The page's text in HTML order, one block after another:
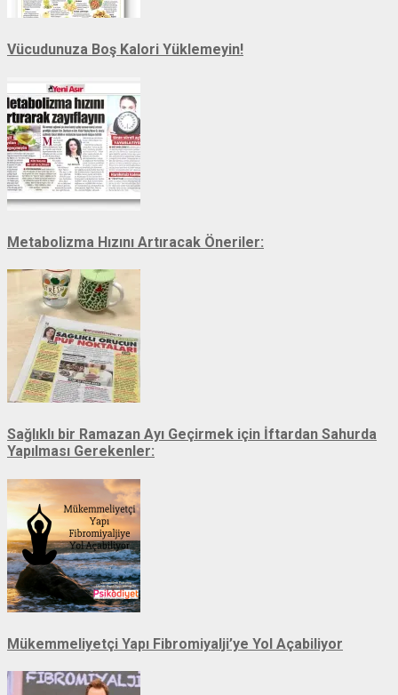
Vücudunuza Boş Kalori Yüklemeyin!
Metabolizma Hızını Artıracak Öneriler:
Sağlıklı bir Ramazan Ayı Geçirmek için İftardan Sahurda
Yapılması Gerekenler:
Mükemmeliyetçi Yapı Fibromiyalji’ye Yol Açabiliyor